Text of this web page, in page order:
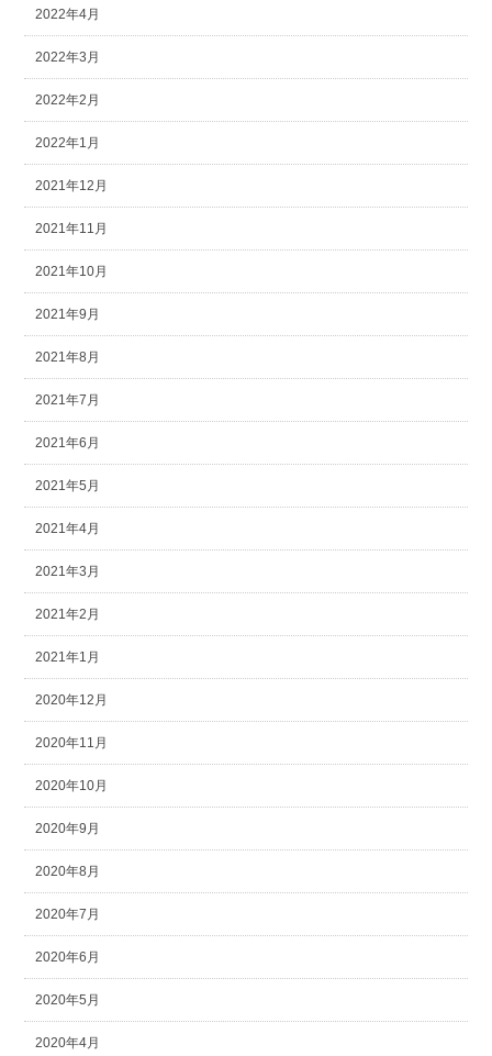
2022年4月
2022年3月
2022年2月
2022年1月
2021年12月
2021年11月
2021年10月
2021年9月
2021年8月
2021年7月
2021年6月
2021年5月
2021年4月
2021年3月
2021年2月
2021年1月
2020年12月
2020年11月
2020年10月
2020年9月
2020年8月
2020年7月
2020年6月
2020年5月
2020年4月